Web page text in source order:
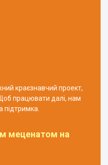
краєзнавчий проект,
працювати далі, нам
підтримка.
меценатом на